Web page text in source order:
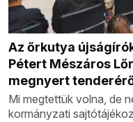
Az őrkutya
Pétert Mészáros
megnyert
Mi megtettük volna, de
kormányzati